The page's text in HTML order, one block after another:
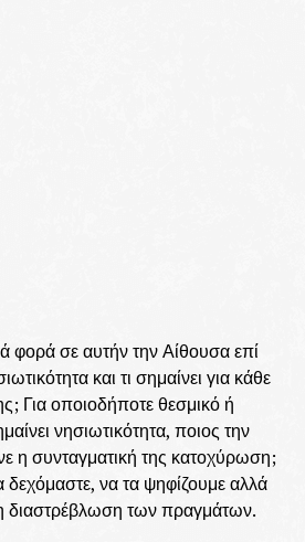
φορά σε αυτήν την Αίθουσα επί
και τι σημαίνει για κάθε
Για οποιοδήποτε θεσμικό ή
νησιωτικότητα, ποιος την
η συνταγματική της κατοχύρωση;
δεχόμαστε, να τα ψηφίζουμε αλλά
διαστρέβλωση των πραγμάτων.